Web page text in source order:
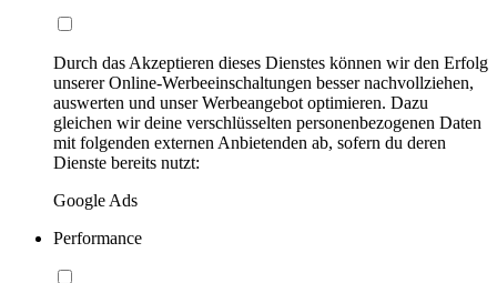
Durch das Akzeptieren dieses Dienstes können wir den Erfolg
unserer Online-Werbeeinschaltungen besser nachvollziehen,
auswerten und unser Werbeangebot optimieren. Dazu
gleichen wir deine verschlüsselten personenbezogenen Daten
mit folgenden externen Anbietenden ab, sofern du deren
Dienste bereits nutzt:
Google Ads
Performance